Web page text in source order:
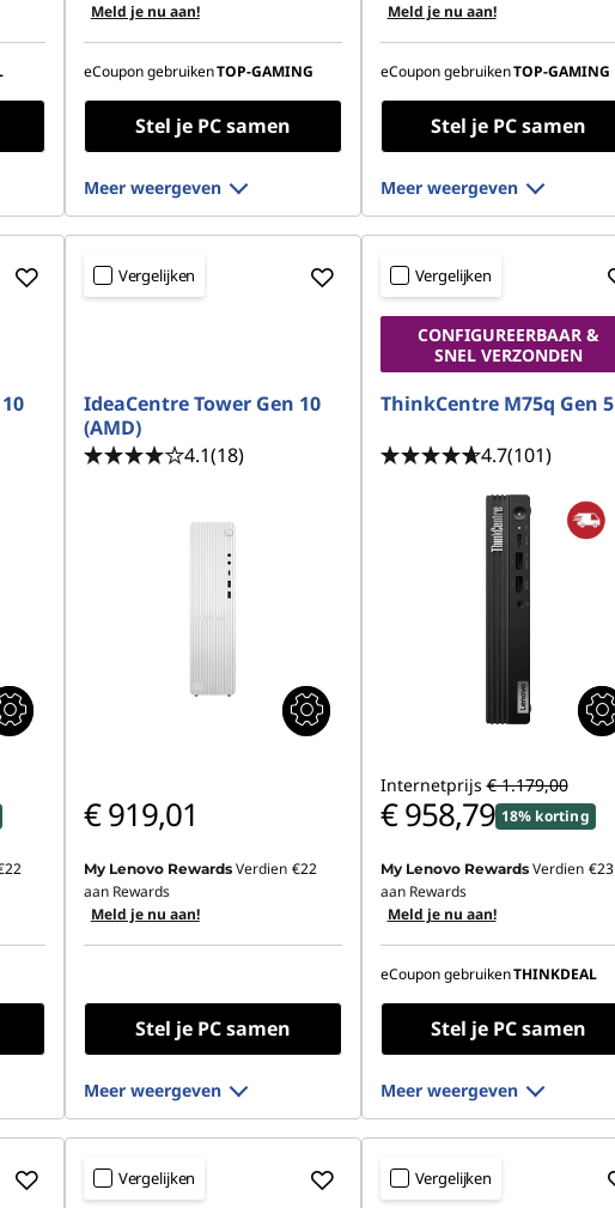
Meld je nu aan!
eCoupon gebruikenTOP-GAMING
Stel je PC samen
Meer weergeven
Meld je nu aan!
eCoupon gebruikenTOP-GAMING
Stel je PC samen
Meer weergeven
Vergelijken
IdeaCentre Tower Gen 10
(AMD)
4.1(18)
€ 919,01
My Lenovo Rewards Verdien €22
aan Rewards
Meld je nu aan!
Stel je PC samen
Meer weergeven
Vergelijken
CONFIGUREERBAAR &
SNEL VERZONDEN
ThinkCentre M75q Gen 5
4.7(101)
Internetprijs € 1.179,00
€ 958,79 18% korting
My Lenovo Rewards Verdien €23
aan Rewards
Meld je nu aan!
eCoupon gebruikenTHINKDEAL
Stel je PC samen
Meer weergeven
Vergelijken Vergelijken